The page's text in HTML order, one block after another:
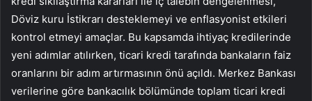
Döviz kuru İstikrarı desteklemeyi ve enflasyonist etkileri
kontrol etmeyi amaçlar. Bu kapsamda ihtiyaç kredilerinde
yeni adımlar atılırken, ticari kredi tarafında bankaların faiz
oranlarını bir adım artırmasının önü açıldı. Merkez Bankası
verilerine göre bankacılık bölümünde toplam ticari kredi